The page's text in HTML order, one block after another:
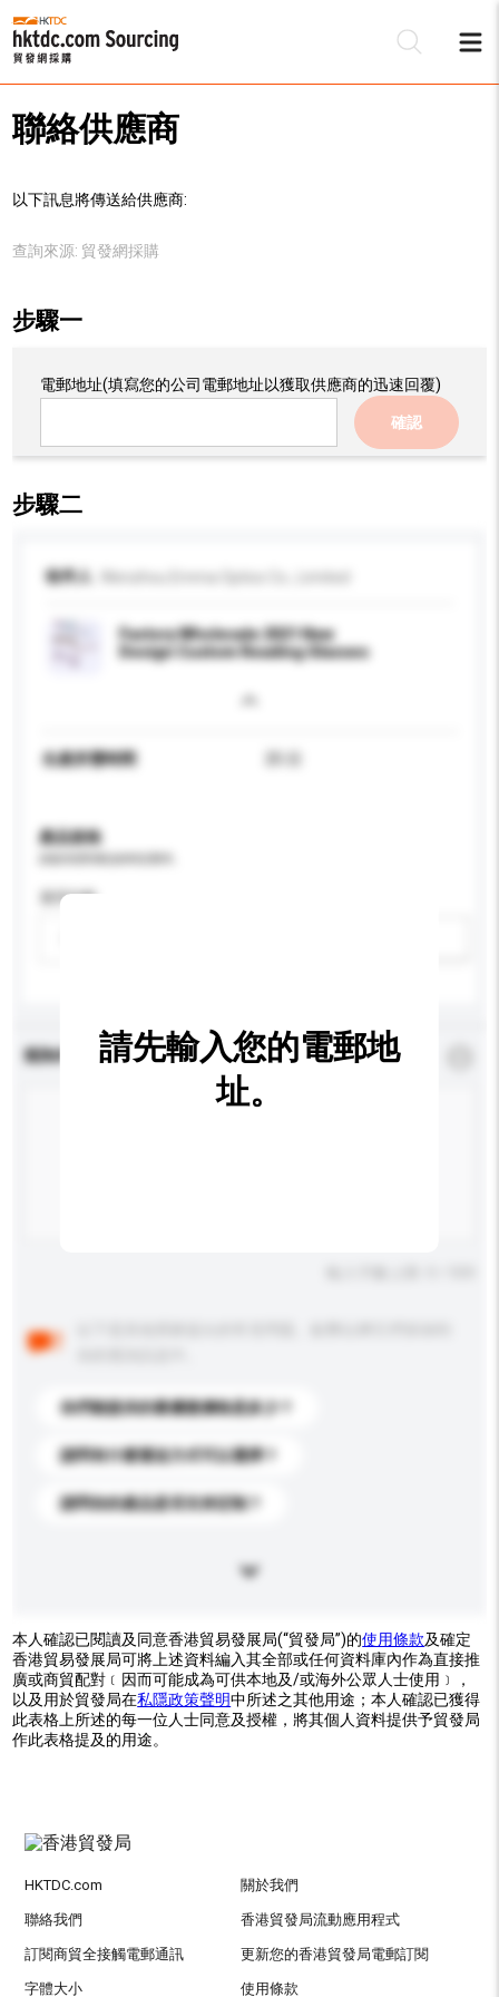
聯絡供應商
以下訊息將傳送給供應商:
查詢來源: 貿發網採購
步驟一
電郵地址(填寫您的公司電郵地址以獲取供應商的迅速回覆)
確認
步驟二
收件人
Factory Wholesale 2021 New
Design Custom Reading Glasses
生產所需時間
產品規格
適用年齡
查詢內容 *必須填寫
你們能提供的最優惠價格是多少？
請問有什麼運送方式可以選擇？
請問你的產品是否支持定制？
請先輸入您的電郵地
址。
本人確認已閱讀及同意香港貿易發展局(“貿發局”)的使用條款及確定
香港貿易發展局可將上述資料編入其全部或任何資料庫內作為直接推
廣或商貿配對﹝因而可能成為可供本地及/或海外公眾人士使用﹞，
以及用於貿發局在私隱政策聲明中所述之其他用途；本人確認已獲得
此表格上所述的每一位人士同意及授權，將其個人資料提供予貿發局
作此表格提及的用途。
HKTDC.com 關於我們
聯絡我們 香港貿發局流動應用程式
訂閱商貿全接觸電郵通訊 更新您的香港貿發局電郵訂閱
字體大小 使用條款